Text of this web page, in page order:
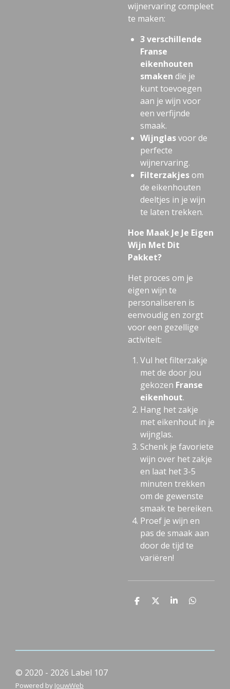
wijnervaring compleet
te maken:
3 verschillende
Franse
eikenhouten
smaken die je
kunt toevoegen
aan je wijn voor
een verfijnde
smaak.
Wijnglasvoor de
perfecte
wijnervaring.
Filterzakjes om
de eikenhouten
deeltjes in je wijn
te laten trekken.
Hoe Maak Je Je Eigen
Wijn Met Dit
Pakket?
Het proces om je
eigen wijn te
personaliseren is
eenvoudig en zorgt
voor een gezellige
activiteit:
Vul het filterzakje
met de door jou
gekozen Franse
eikenhout.
Hang het zakje
met eikenhout in je
wijnglas.
Schenk je favoriete
wijn over het zakje
en laat het 3-5
minuten trekken
om de gewenste
smaak te bereiken.
Proef je wijn en
pas de smaak aan
door de tijd te
variëren!
D
D
S
D
© 2020 - 2026 Label 107
Powered by JouwWeb